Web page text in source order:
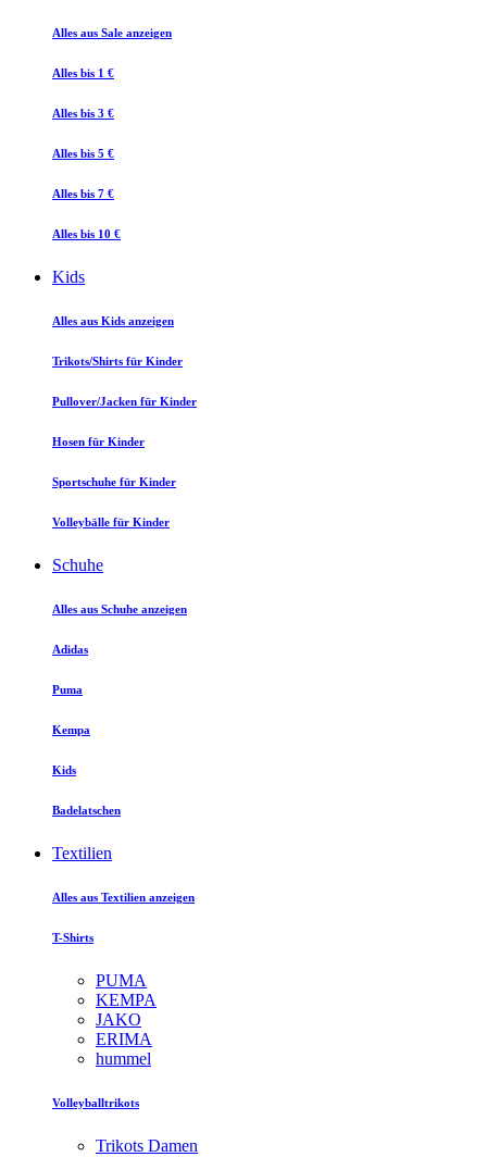
Alles aus Sale anzeigen
Alles bis 1 €
Alles bis 3 €
Alles bis 5 €
Alles bis 7 €
Alles bis 10 €
Kids
Alles aus Kids anzeigen
Trikots/Shirts für Kinder
Pullover/Jacken für Kinder
Hosen für Kinder
Sportschuhe für Kinder
Volleybälle für Kinder
Schuhe
Alles aus Schuhe anzeigen
Adidas
Puma
Kempa
Kids
Badelatschen
Textilien
Alles aus Textilien anzeigen
T-Shirts
PUMA
KEMPA
JAKO
ERIMA
hummel
Volleyballtrikots
Trikots Damen